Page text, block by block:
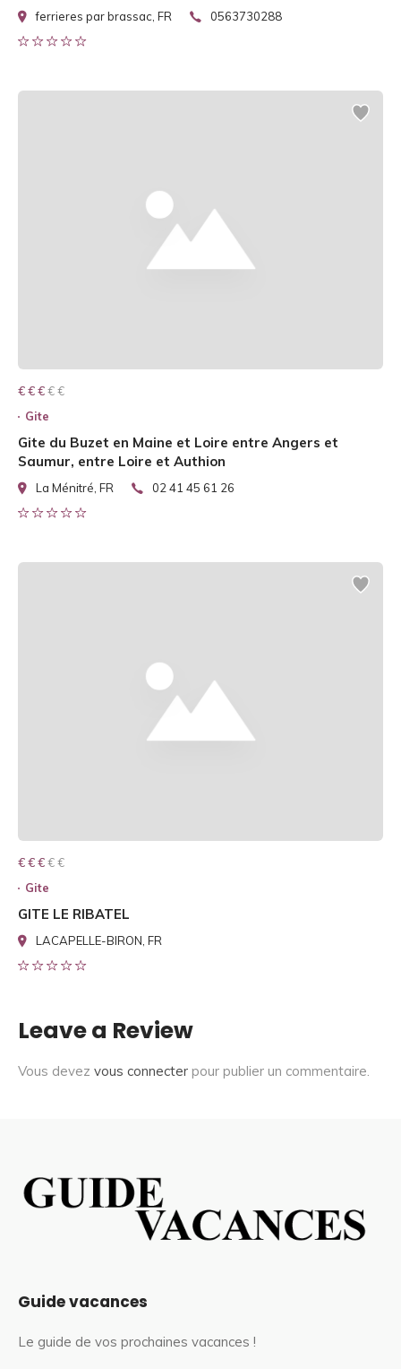
ferrieres par brassac, FR 0563730288
€ € € € €
€ € €
Gite
Gite du Buzet en Maine et Loire entre Angers et
Saumur, entre Loire et Authion
La Ménitré, FR 02 41 45 61 26
€ € € € €
€ € €
Gite
GITE LE RIBATEL
LACAPELLE-BIRON, FR
Leave a Review
Vous devez vous connecter pour publier un commentaire.
Guide vacances
Le guide de vos prochaines vacances !